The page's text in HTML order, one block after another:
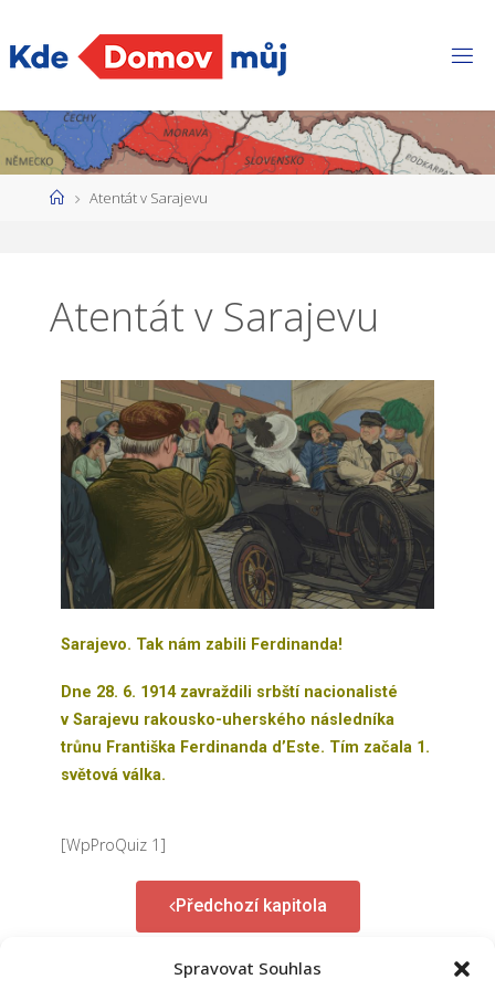
Spravovat Souhlas
Atentát v Sarajevu
Atentát v Sarajevu
Sarajevo. Tak nám zabili Ferdinanda!
Dne 28. 6. 1914 zavraždili srbští nacionalisté
v Sarajevu rakousko-uherského následníka
trůnu Františka Ferdinanda d’Este. Tím začala 1.
světová válka.
[WpProQuiz 1]
Předchozí kapitola
Další kapitola